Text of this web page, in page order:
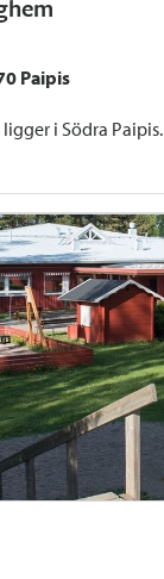
Paipis
i Södra Paipis.